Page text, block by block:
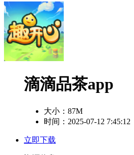
滴滴品茶app
大小： 87M
时间：2025-07-12 7:45:12
立即下载